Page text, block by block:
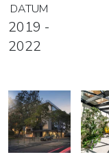
DATUM
2019 -
2022